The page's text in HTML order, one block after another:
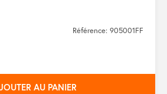
Référence: 905001FF
AU PANIER